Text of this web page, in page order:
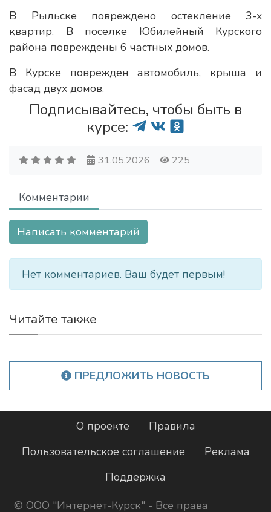
В Рыльске повреждено остекление 3-х
квартир. В поселке Юбилейный Курского
района повреждены 6 частных домов.
В Курске поврежден автомобиль, крыша и
фасад двух домов.
Подписывайтесь, чтобы быть в
курсе:
31.05.2026 225
Комментарии
Написать комментарий
Нет комментариев. Ваш будет первым!
Читайте также
ПРЕДЛОЖИТЬ НОВОСТЬ
О проекте
Правила
Пользовательское соглашение
Реклама
Поддержка
© ООО "Интернет-Курск" - Все права